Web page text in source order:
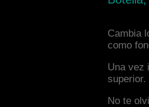
Cambia
como
Una vez
superior.
No te